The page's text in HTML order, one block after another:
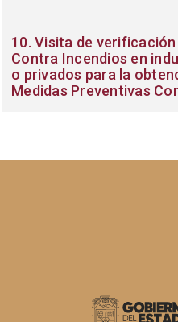
10. Visita de
Contra Incendios en
o privados para la
Medidas Preventivas